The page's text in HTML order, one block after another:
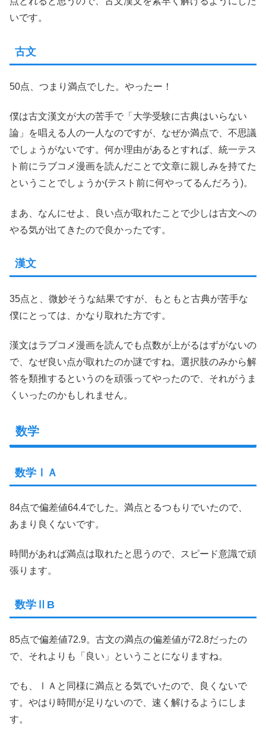
いです。
古文
50点、つまり満点でした。やったー！
僕は古文漢文が大の苦手で「大学受験に古典はいらない
論」を唱える人の一人なのですが、なぜか満点で、不思議
でしょうがないです。何か理由があるとすれば、統一テス
ト前にラブコメ漫画を読んだことで文章に親しみを持てた
ということでしょうか(テスト前に何やってるんだろう)。
まあ、なんにせよ、良い点が取れたことで少しは古文への
やる気が出てきたので良かったです。
漢文
35点と、微妙そうな結果ですが、もともと古典が苦手な
僕にとっては、かなり取れた方です。
漢文はラブコメ漫画を読んでも点数が上がるはずがないの
で、なぜ良い点が取れたのか謎ですね。選択肢のみから解
答を類推するというのを頑張ってやったので、それがうま
くいったのかもしれません。
数学
数学ⅠＡ
84点で偏差値64.4でした。満点とるつもりでいたので、
あまり良くないです。
時間があれば満点は取れたと思うので、スピード意識で頑
張ります。
数学ⅡB
85点で偏差値72.9。古文の満点の偏差値が72.8だったの
で、それよりも「良い」ということになりますね。
でも、ⅠＡと同様に満点とる気でいたので、良くないで
す。やはり時間が足りないので、速く解けるようにしま
す。